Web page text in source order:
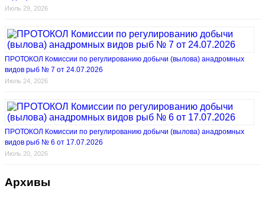
Июль 29, 2026
ПРОТОКОЛ Комиссии по регулированию добычи (вылова) анадромных
видов рыб № 7 от 24.07.2026
Июль 24, 2026
ПРОТОКОЛ Комиссии по регулированию добычи (вылова) анадромных
видов рыб № 6 от 17.07.2026
Июль 20, 2026
Архивы